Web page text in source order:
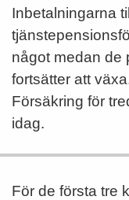
Inbetalningarna till
något medan de
fortsätter att
Försäkring för
idag.
För de första tre